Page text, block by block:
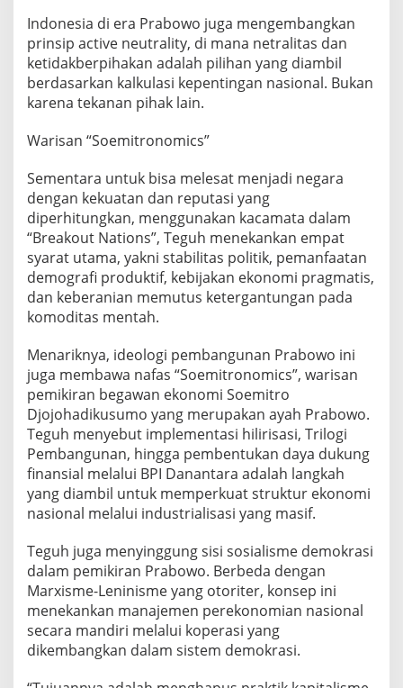
Indonesia di era Prabowo juga mengembangkan
prinsip active neutrality, di mana netralitas dan
ketidakberpihakan adalah pilihan yang diambil
berdasarkan kalkulasi kepentingan nasional. Bukan
karena tekanan pihak lain.
Warisan “Soemitronomics”
Sementara untuk bisa melesat menjadi negara
dengan kekuatan dan reputasi yang
diperhitungkan, menggunakan kacamata dalam
“Breakout Nations”, Teguh menekankan empat
syarat utama, yakni stabilitas politik, pemanfaatan
demografi produktif, kebijakan ekonomi pragmatis,
dan keberanian memutus ketergantungan pada
komoditas mentah.
Menariknya, ideologi pembangunan Prabowo ini
juga membawa nafas “Soemitronomics”, warisan
pemikiran begawan ekonomi Soemitro
Djojohadikusumo yang merupakan ayah Prabowo.
Teguh menyebut implementasi hilirisasi, Trilogi
Pembangunan, hingga pembentukan daya dukung
finansial melalui BPI Danantara adalah langkah
yang diambil untuk memperkuat struktur ekonomi
nasional melalui industrialisasi yang masif.
Teguh juga menyinggung sisi sosialisme demokrasi
dalam pemikiran Prabowo. Berbeda dengan
Marxisme-Leninisme yang otoriter, konsep ini
menekankan manajemen perekonomian nasional
secara mandiri melalui koperasi yang
dikembangkan dalam sistem demokrasi.